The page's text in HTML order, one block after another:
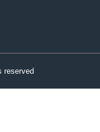
reserved